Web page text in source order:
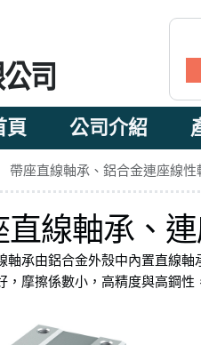
司
頁 公司介紹
帶座直線軸承、鋁合金連座線性
直線軸承、
軸承由鋁合金外殼中內置直線
，摩擦係數小，高精度與高鋼性